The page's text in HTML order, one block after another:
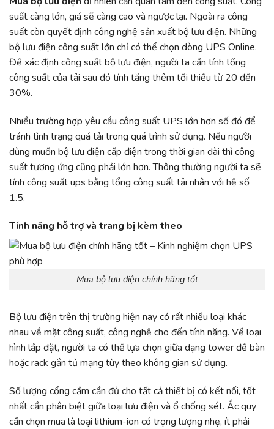
suất càng lớn, giá sẽ càng cao và ngược lại. Ngoài ra công
suất còn quyết định công nghệ sản xuất bộ lưu điện. Những
bộ lưu điện công suất lớn chỉ có thể chọn dòng UPS Online.
Để xác định công suất bộ lưu điện, người ta cần tính tổng
công suất của tải sau đó tính tăng thêm tối thiểu từ 20 đến
30%.
Nhiều trường hợp yêu cầu công suất UPS lớn hơn số đó để
tránh tình trạng quá tải trong quá trình sử dụng. Nếu người
dùng muốn bộ lưu điện cấp điện trong thời gian dài thì công
suất tương ứng cũng phải lớn hơn. Thông thường người ta sẽ
tính công suất ups bằng tổng công suất tải nhân với hệ số
1.5.
Tính năng hỗ trợ và trang bị kèm theo
Mua bộ lưu điện chính hãng tốt
Bộ lưu điện trên thị trường hiện nay có rất nhiều loại khác
nhau về mặt công suất, công nghệ cho đến tính năng. Về loại
hình lắp đặt, người ta có thể lựa chọn giữa dạng tower để bàn
hoặc rack gắn tủ mạng tùy theo không gian sử dụng.
Số lượng cổng cắm cần đủ cho tất cả thiết bị có kết nối, tốt
nhất cần phân biệt giữa loại lưu điện và ổ chống sét. Ắc quy
cần chọn mua là loại lithium-ion có trọng lượng nhẹ, ít phải